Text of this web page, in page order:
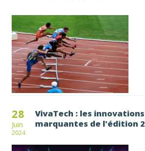
28
Juin
2024
VivaTech : les innovations
marquantes de l'édition